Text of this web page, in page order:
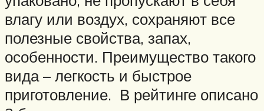
влагу или воздух, сохраняют все
полезные свойства, запах,
особенности. Преимущество такого
вида – легкость и быстрое
приготовление. В рейтинге описано